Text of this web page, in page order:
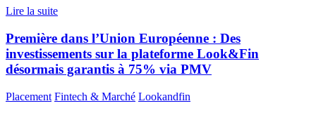
Lire la suite
Première dans l’Union Européenne : Des
investissements sur la plateforme Look&Fin
désormais garantis à 75% via PMV
Placement Fintech & Marché Lookandfin